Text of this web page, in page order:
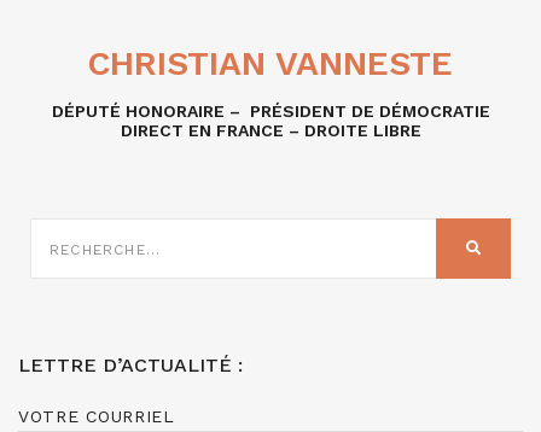
CHRISTIAN VANNESTE
DÉPUTÉ HONORAIRE – PRÉSIDENT DE DÉMOCRATIE
DIRECT EN FRANCE – DROITE LIBRE
SUR
LETTRE D’ACTUALITÉ :
VOTRE COURRIEL